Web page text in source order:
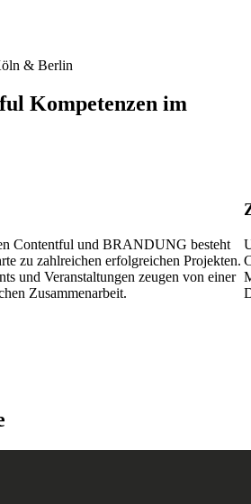
& Berlin
Kompetenzen im
Contentful und BRANDUNG besteht
zu zahlreichen erfolgreichen Projekten.
und Veranstaltungen zeugen von einer
Zusammenarbeit.